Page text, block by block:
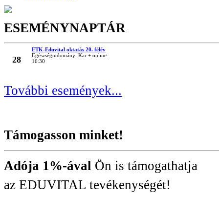
ESEMÉNYNAPTÁR
28
ETK-Eduvital oktatás 20. félév
Egészségtudományi Kar + online
16:30
További események...
Támogasson minket!
Adója 1%-ával Ön is támogathatja
az EDUVITAL tevékenységét!